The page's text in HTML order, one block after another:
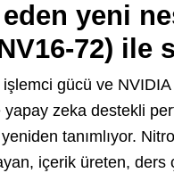
yeni
72) ile
gücü ve
yapay zeka destekli
tanımlıyor.
içerik üreten, ders